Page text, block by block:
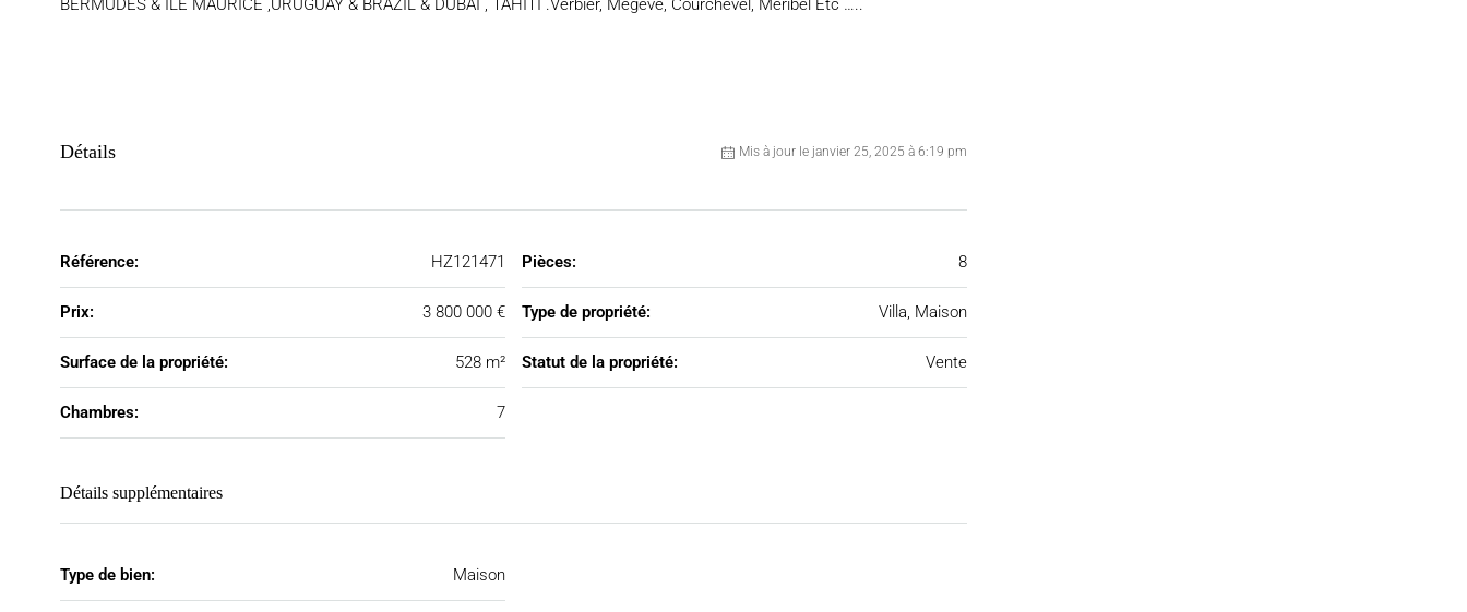
BERMUDES & ILE MAURICE ,URUGUAY & BRAZIL & DUBAI , TAHITI .Verbier, Megève, Courchevel, Méribel Etc …..
Détails Mis à jour le janvier 25, 2025 à 6:19 pm
Référence: HZ121471
Prix: 3 800 000 €
Surface de la propriété: 528 m²
Chambres: 7
Pièces: 8
Type de propriété: Villa, Maison
Statut de la propriété: Vente
Détails supplémentaires
Type de bien: Maison